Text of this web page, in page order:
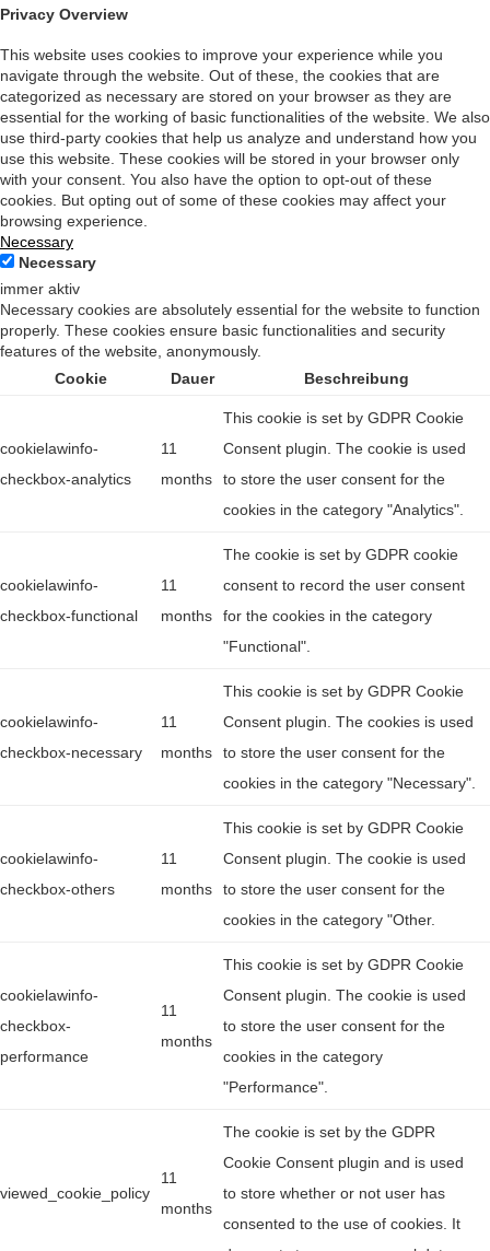
Privacy Overview
This website uses cookies to improve your experience while you
navigate through the website. Out of these, the cookies that are
categorized as necessary are stored on your browser as they are
essential for the working of basic functionalities of the website. We also
use third-party cookies that help us analyze and understand how you
use this website. These cookies will be stored in your browser only
with your consent. You also have the option to opt-out of these
cookies. But opting out of some of these cookies may affect your
browsing experience.
Necessary
Necessary
immer aktiv
Necessary cookies are absolutely essential for the website to function
properly. These cookies ensure basic functionalities and security
features of the website, anonymously.
Cookie
Dauer Beschreibung
cookielawinfo-
checkbox-analytics
11
months
This cookie is set by GDPR Cookie
Consent plugin. The cookie is used
to store the user consent for the
cookies in the category "Analytics".
cookielawinfo-
checkbox-functional
11
months
The cookie is set by GDPR cookie
consent to record the user consent
for the cookies in the category
"Functional".
cookielawinfo-
checkbox-necessary
11
months
This cookie is set by GDPR Cookie
Consent plugin. The cookies is used
to store the user consent for the
cookies in the category "Necessary".
cookielawinfo-
checkbox-others
11
months
This cookie is set by GDPR Cookie
Consent plugin. The cookie is used
to store the user consent for the
cookies in the category "Other.
cookielawinfo-
checkbox-
performance
11
months
This cookie is set by GDPR Cookie
Consent plugin. The cookie is used
to store the user consent for the
cookies in the category
"Performance".
viewed_cookie_policy
11
months
The cookie is set by the GDPR
Cookie Consent plugin and is used
to store whether or not user has
consented to the use of cookies. It